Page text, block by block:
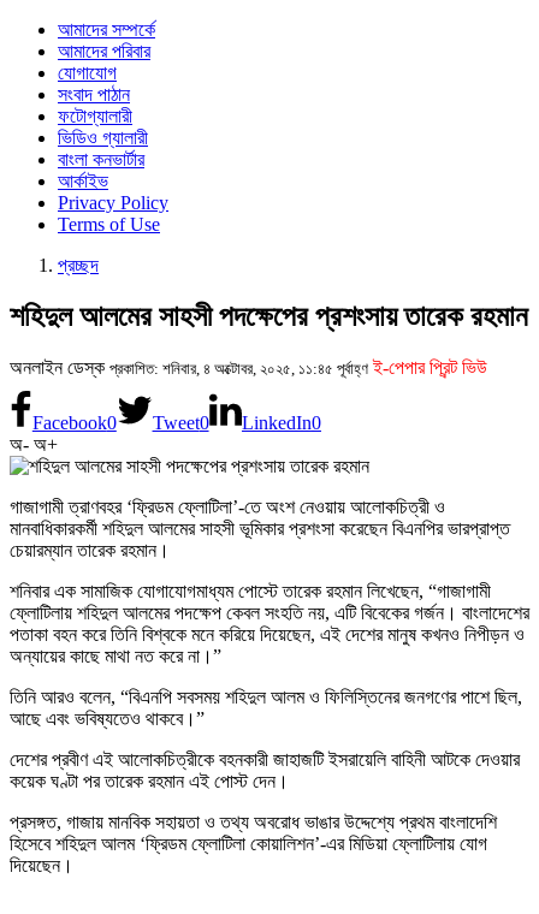
আমাদের সম্পর্কে
আমাদের পরিবার
যোগাযোগ
সংবাদ পাঠান
ফটোগ্যালারী
ভিডিও গ্যালারী
বাংলা কনভার্টার
আর্কাইভ
Privacy Policy
Terms of Use
প্রচ্ছদ
শহিদুল আলমের সাহসী পদক্ষেপের প্রশংসায় তারেক রহমান
অনলাইন ডেস্ক প্রকাশিত: শনিবার, ৪ অক্টোবর, ২০২৫, ১১:৪৫ পূর্বাহ্ণ ই-পেপার প্রিন্ট ভিউ
Facebook0 Tweet0 LinkedIn0
অ- অ+
গাজাগামী ত্রাণবহর ‘ফ্রিডম ফ্লোটিলা’-তে অংশ নেওয়ায় আলোকচিত্রী ও
মানবাধিকারকর্মী শহিদুল আলমের সাহসী ভূমিকার প্রশংসা করেছেন বিএনপির ভারপ্রাপ্ত
চেয়ারম্যান তারেক রহমান।
শনিবার এক সামাজিক যোগাযোগমাধ্যম পোস্টে তারেক রহমান লিখেছেন, “গাজাগামী
ফ্লোটিলায় শহিদুল আলমের পদক্ষেপ কেবল সংহতি নয়, এটি বিবেকের গর্জন। বাংলাদেশের
পতাকা বহন করে তিনি বিশ্বকে মনে করিয়ে দিয়েছেন, এই দেশের মানুষ কখনও নিপীড়ন ও
অন্যায়ের কাছে মাথা নত করে না।”
তিনি আরও বলেন, “বিএনপি সবসময় শহিদুল আলম ও ফিলিস্তিনের জনগণের পাশে ছিল,
আছে এবং ভবিষ্যতেও থাকবে।”
দেশের প্রবীণ এই আলোকচিত্রীকে বহনকারী জাহাজটি ইসরায়েলি বাহিনী আটকে দেওয়ার
কয়েক ঘণ্টা পর তারেক রহমান এই পোস্ট দেন।
প্রসঙ্গত, গাজায় মানবিক সহায়তা ও তথ্য অবরোধ ভাঙার উদ্দেশ্যে প্রথম বাংলাদেশি
হিসেবে শহিদুল আলম ‘ফ্রিডম ফ্লোটিলা কোয়ালিশন’-এর মিডিয়া ফ্লোটিলায় যোগ
দিয়েছেন।